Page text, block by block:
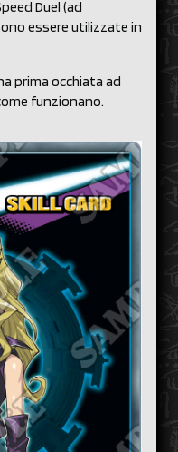
Duel (ad
essere utilizzate in
prima occhiata ad
funzionano.